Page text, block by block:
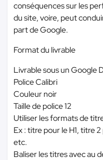
conséquences sur les
du site, voire, peut
part de Google.
Format du livrable
Livrable sous un Google
Police Calibri
Couleur noir
Taille de police 12
Utiliser les formats de
Ex : titre pour le H1, titre
etc.
Baliser les titres avec au